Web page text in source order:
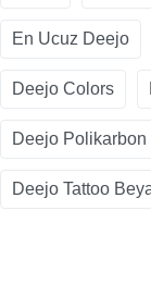
En Ucuz Deejo
Deejo Colors
Deejo Polikarbon
Deejo Tattoo